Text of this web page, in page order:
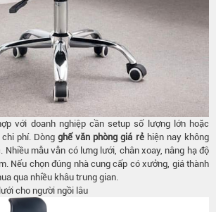
với doanh nghiệp cần setup số lượng lớn hoặc
chi phí. Dòngghế văn phòng giá rẻhiện nay không
Nhiều mẫu vẫn có lưng lưới, chân xoay, nâng hạ độ
Nếu chọn đúng nhà cung cấp có xưởng, giá thành
qua nhiều khâu trung gian.
cho người ngồi lâu